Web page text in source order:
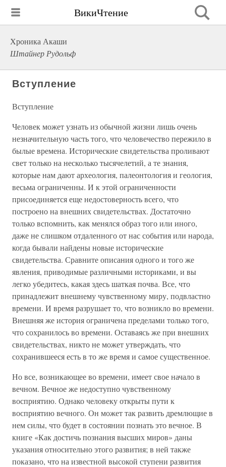
ВикиЧтение
Хроника Акаши
Штайнер Рудольф
Вступление
Вступление
Человек может узнать из обычной жизни лишь очень
незначительную часть того, что человечество пережило в
былые времена. Исторические свидетельства проливают
свет только на несколько тысячелетий, а те знания,
которые нам дают археология, палеонтология и геология,
весьма ограниченны. И к этой ограниченности
присоединяется еще недостоверность всего, что
построено на внешних свидетельствах. Достаточно
только вспомнить, как менялся образ того или иного,
даже не слишком отдаленного от нас события или народа,
когда бывали найдены новые исторические
свидетельства. Сравните описания одного и того же
явления, приводимые различными историками, и вы
легко убедитесь, какая здесь шаткая почва. Все, что
принадлежит внешнему чувственному миру, подвластно
времени. И время разрушает то, что возникло во времени.
Внешняя же история ограничена пределами только того,
что сохранилось во времени. Оставаясь же при внешних
свидетельствах, никто не может утверждать, что
сохранившееся есть в то же время и самое существенное.
Но все, возникающее во времени, имеет свое начало в
вечном. Вечное же недоступно чувственному
восприятию. Однако человеку открыты пути к
восприятию вечного. Он может так развить дремлющие в
нем силы, что будет в состоянии познать это вечное. В
книге «Как достичь познания высших миров» даны
указания относительно этого развития; в ней также
показано, что на известной высокой ступени развития